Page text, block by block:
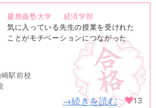
慶應義塾大学
経済学部
気に入っている先生の授業を受けれた
ことがモチベーションにつながった
駅前校
→続きを読む 13